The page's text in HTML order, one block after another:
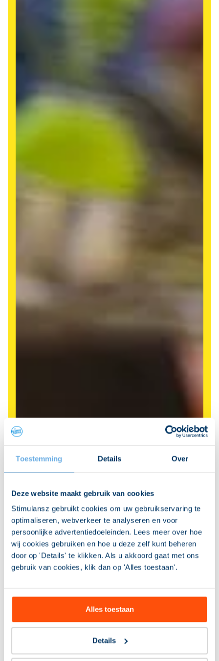
Toestemming Details Over
Deze website maakt gebruik van cookies
Stimulansz gebruikt cookies om uw gebruikservaring te
optimaliseren, webverkeer te analyseren en voor
persoonlijke advertentiedoeleinden. Lees meer over hoe
wij cookies gebruiken en hoe u deze zelf kunt beheren
door op 'Details' te klikken. Als u akkoord gaat met ons
gebruik van cookies, klik dan op 'Alles toestaan'.
Alles toestaan
Details